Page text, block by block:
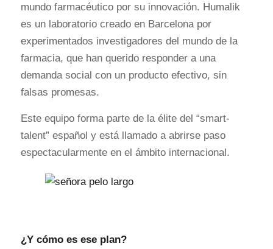
mundo farmacéutico por su innovación. Humalik
es un laboratorio creado en Barcelona por
experimentados investigadores del mundo de la
farmacia, que han querido responder a una
demanda social con un producto efectivo, sin
falsas promesas.
Este equipo forma parte de la élite del “smart-
talent” español y está llamado a abrirse paso
espectacularmente en el ámbito internacional.
¿Y cómo es ese plan?